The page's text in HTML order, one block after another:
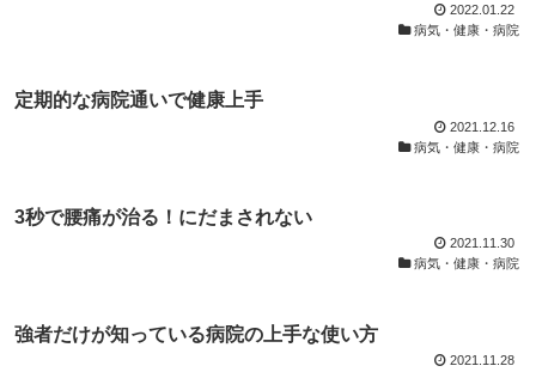
2022.01.22
病気・健康・病院
定期的な病院通いで健康上手
2021.12.16
病気・健康・病院
3秒で腰痛が治る！にだまされない
2021.11.30
病気・健康・病院
強者だけが知っている病院の上手な使い方
2021.11.28